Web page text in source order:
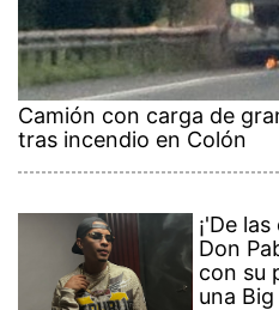
Camión con carga de
tras incendio en Colón
¡'De
Don
con su
una